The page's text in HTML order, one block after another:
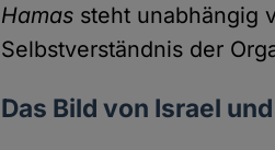
Hamas steht unabhängig
Selbstverständnis der
Das Bild von Israel